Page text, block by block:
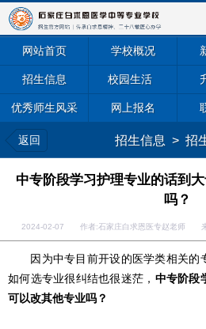
网站首页 学校概况
招生信息 校园生活
优秀师生风采 网上报名
返回 招生信息 > 招
中专阶段学习护理专业的话到
吗？
2024-02-07 作者:石家庄白求恩医专赵老师 来
因为中专目前开设的医学类相关的
如何选专业很纠结也很迷茫， 中专阶段
可以改其他专业吗？